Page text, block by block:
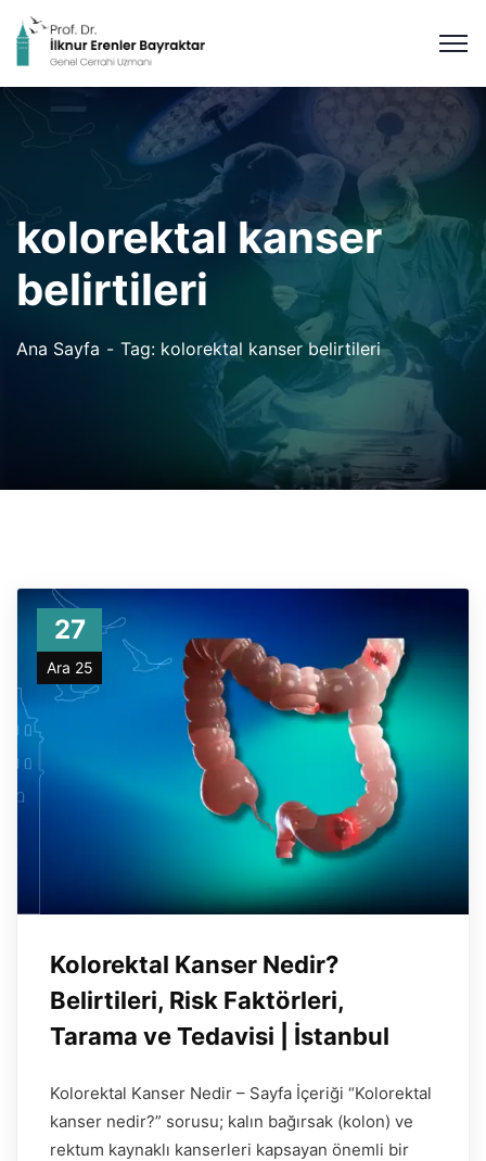
kolorektal kanser
belirtileri
Ana Sayfa Tag: kolorektal kanser belirtileri
27
Ara 25
Kolorektal Kanser Nedir?
Belirtileri, Risk Faktörleri,
Tarama ve Tedavisi | İstanbul
Kolorektal Kanser Nedir – Sayfa İçeriği “Kolorektal
kanser nedir?” sorusu; kalın bağırsak (kolon) ve
rektum kaynaklı kanserleri kapsayan önemli bir